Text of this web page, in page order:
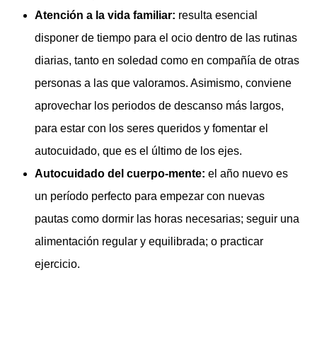
Atención a la vida familiar: resulta esencial
disponer de tiempo para el ocio dentro de las rutinas
diarias, tanto en soledad como en compañía de otras
personas a las que valoramos. Asimismo, conviene
aprovechar los periodos de descanso más largos,
para estar con los seres queridos y fomentar el
autocuidado, que es el último de los ejes.
Autocuidado del cuerpo-mente: el año nuevo es
un período perfecto para empezar con nuevas
pautas como dormir las horas necesarias; seguir una
alimentación regular y equilibrada; o practicar
ejercicio.